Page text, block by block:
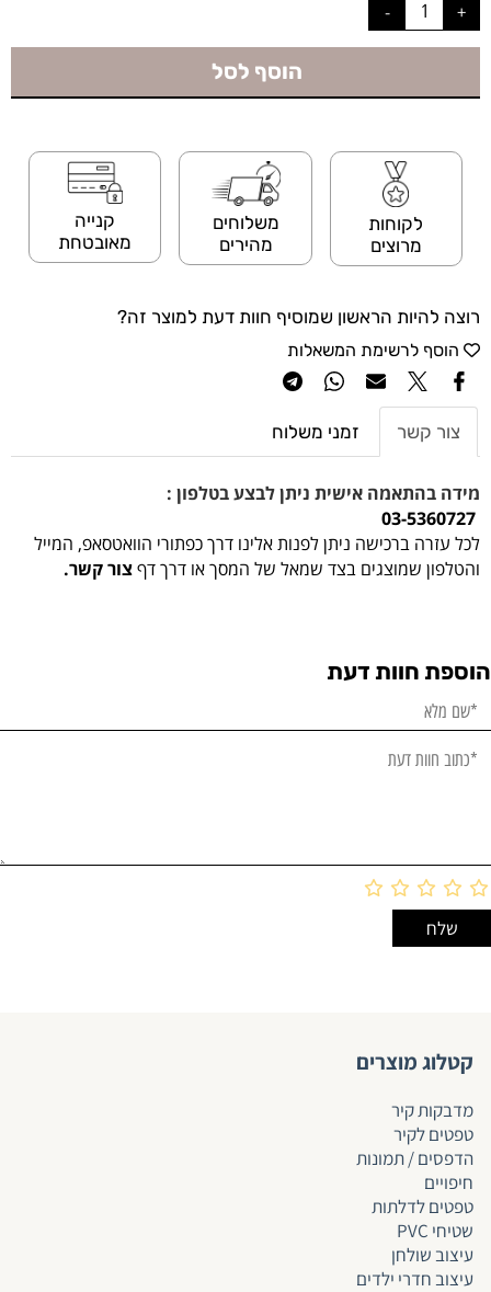
הוסף לסל
לקוחות
מרוצים
משלוחים
מהירים
קנייה
מאובטחת
רוצה להיות הראשון שמוסיף חוות דעת למוצר זה?
הוסף לרשימת המשאלות
צור קשר זמני משלוח
מידה בהתאמה אישית ניתן לבצע בטלפון :
03-5360727
לכל עזרה ברכישה ניתן לפנות אלינו דרך כפתורי הוואטסאפ, המייל
והטלפון שמוצגים בצד שמאל של המסך או דרך דףצור קשר.
הוספת חוות דעת
קטלוג מוצרים
מדבקות קיר
טפטים לקיר
הדפסים / תמונות
חיפויים
טפטים לדלתות
שטיחי PVC
עיצוב שולחן
עיצוב חדרי ילדים